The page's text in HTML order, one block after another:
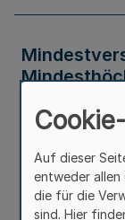
Auf dieser
entweder allen
die für die
sind. Hier